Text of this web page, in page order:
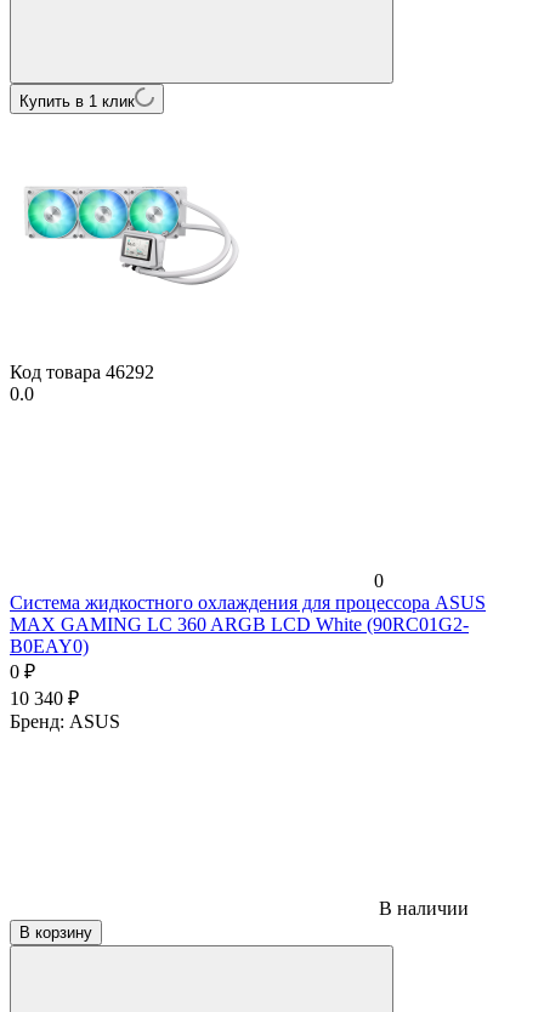
Купить в 1 клик
Код товара 46292
0.0
0
Система жидкостного охлаждения для процессора ASUS
MAX GAMING LC 360 ARGB LCD White (90RC01G2-
B0EAY0)
0 ₽
10 340 ₽
Бренд: ASUS
В наличии
В корзину